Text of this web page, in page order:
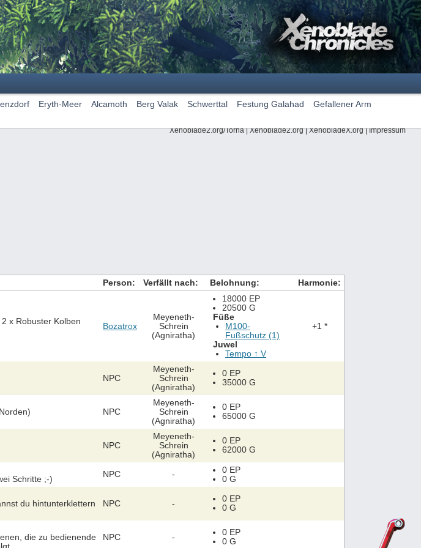
Eryth-Meer Alcamoth Berg Valak Schwerttal Festung Galahad
Gefallener Arm
Xenoblade2.org/Torna|Xenoblade2.org|XenobladeX.org|Impressum
Person: Verfällt nach: Belohnung: Harmonie:
x Robuster Kolben
Bozatrox
Meyeneth-
Schrein
(Agniratha)
18000 EP
20500 G
Füße
M100-
Fußschutz (1)
Juwel
Tempo ↑ V
+1 *
NPC
Meyeneth-
Schrein
(Agniratha)
0 EP
35000 G
NPC
Meyeneth-
Schrein
(Agniratha)
0 EP
65000 G
NPC
Meyeneth-
Schrein
(Agniratha)
0 EP
62000 G
Schritte ;-)
NPC -
0 EP
0 G
du hintunterklettern
NPC -
0 EP
0 G
die zu bedienende
NPC -
0 EP
0 G